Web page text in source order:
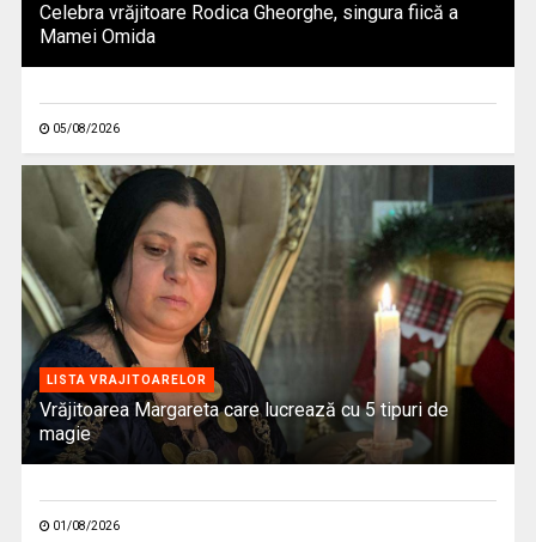
Celebra vrăjitoare Rodica Gheorghe, singura fiică a
Mamei Omida
05/08/2026
LISTA VRAJITOARELOR
Vrăjitoarea Margareta care lucrează cu 5 tipuri de
magie
01/08/2026